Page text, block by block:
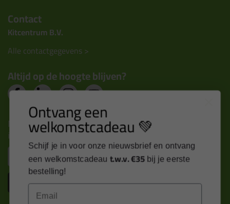
Contact
Kitcentrum B.V.
Alle contactgegevens >
Altijd op de hoogte blijven?
Nieuws, tips en exclusieve deals rechtstreeks in je
inbox
Inschrijven
Ontvang een
welkomstcadeau 💚
Schijf je in voor onze nieuwsbrief en ontvang
een welkomstcadeau t.w.v. €35 bij je eerste
bestelling!